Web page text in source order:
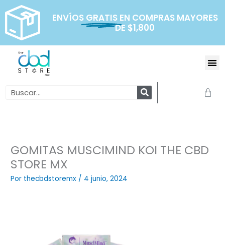
contenido
ENVÍOS GRATIS EN COMPRAS MAYORES
DE $1,800
Search
GOMITAS MUSCIMIND KOI THE CBD
STORE MX
Por thecbdstoremx / 4 junio, 2024